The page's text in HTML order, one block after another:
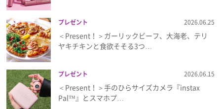
プレゼント 2026.06.25
＜Present！＞ガーリックビーフ、大海老、テリ
ヤキチキンと食欲そそる3つ…
プレゼント 2026.06.15
＜Present！＞手のひらサイズカメラ『instax
Pal™』とスマホプ…